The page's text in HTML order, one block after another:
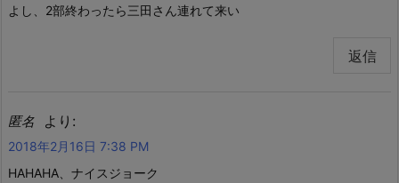
よし、2部終わったら三田さん連れて来い
返信
匿名 より:
2018年2月16日 7:38 PM
HAHAHA、ナイスジョーク